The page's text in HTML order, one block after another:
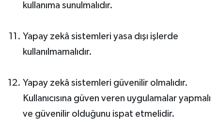
kullanıma sunulmalıdır.
Yapay zekâ sistemleri yasa dışı işlerde
kullanılmamalıdır.
Yapay zekâ sistemleri güvenilir olmalıdır.
Kullanıcısına güven veren uygulamalar yapmalı
ve güvenilir olduğunu ispat etmelidir.